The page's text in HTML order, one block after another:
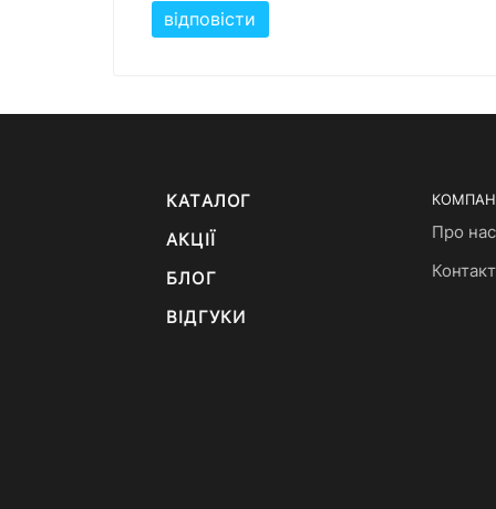
відповісти
КАТАЛОГ
АКЦІЇ
БЛОГ
ВІДГУКИ
Про нас